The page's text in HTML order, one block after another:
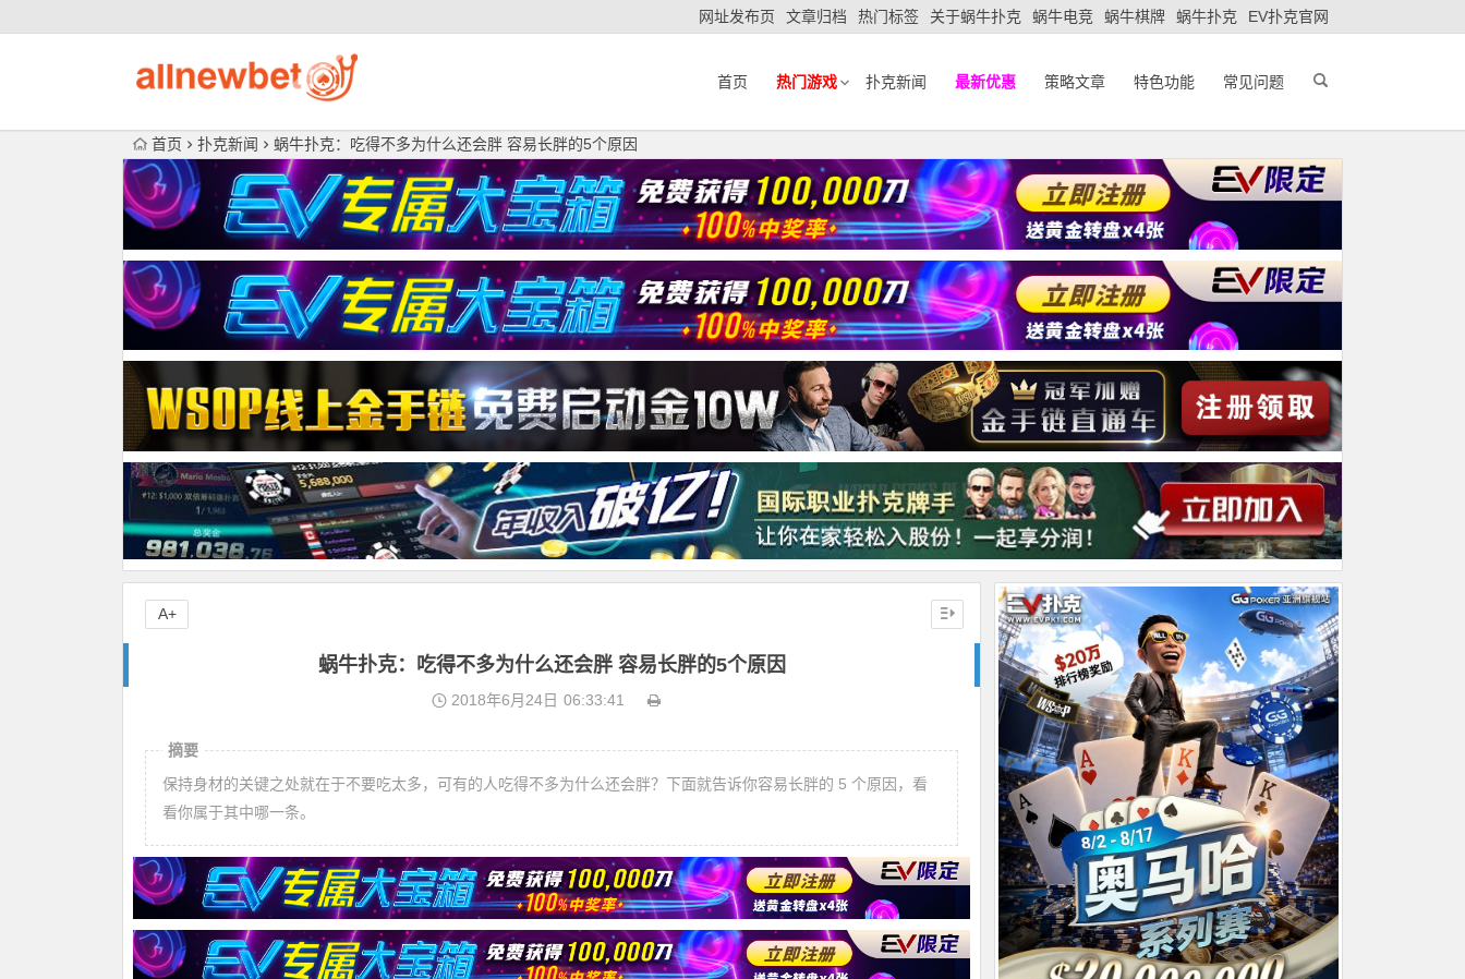
网址发布页 文章归档 热门标签 关于蜗牛扑克 蜗牛电竞 蜗牛棋牌 蜗牛扑克 EV扑克官网
首页 热门游戏 扑克新闻 最新优惠 策略文章 特色功能 常见问题
首页 扑克新闻 蜗牛扑克：吃得不多为什么还会胖 容易长胖的5个原因
蜗牛扑克：吃得不多为什么还会胖 容易长胖的5个原因
2018年6月24日 06:33:41
摘要
保持身材的关键之处就在于不要吃太多，可有的人吃得不多为什么还会胖？下面就告诉你容易长胖的 5 个原因，看
看你属于其中哪一条。
A+